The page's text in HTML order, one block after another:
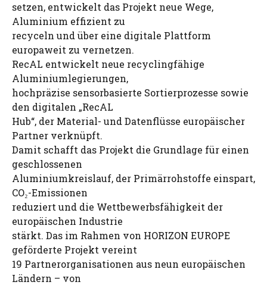
setzen, entwickelt das Projekt neue Wege,
Aluminium effizient zu
recyceln und über eine digitale Plattform
europaweit zu vernetzen.
RecAL entwickelt neue recyclingfähige
Aluminiumlegierungen,
hochpräzise sensorbasierte Sortierprozesse sowie
den digitalen „RecAL
Hub“, der Material- und Datenflüsse europäischer
Partner verknüpft.
Damit schafft das Projekt die Grundlage für einen
geschlossenen
Aluminiumkreislauf, der Primärrohstoffe einspart,
CO₂-Emissionen
reduziert und die Wettbewerbsfähigkeit der
europäischen Industrie
stärkt. Das im Rahmen von HORIZON EUROPE
geförderte Projekt vereint
19 Partnerorganisationen aus neun europäischen
Ländern – von